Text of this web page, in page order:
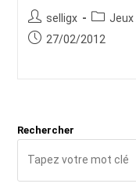
Auteur/autrice
de
selligx
Post
category:
Jeux
Publication
27/02/2012
Rechercher